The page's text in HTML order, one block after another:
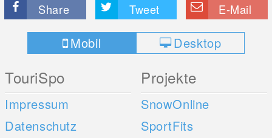
Share Tweet E-Mail
Mobil Desktop
TouriSpo
Impressum
Datenschutz
Projekte
SnowOnline
SportFits